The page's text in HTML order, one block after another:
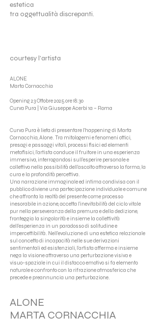
estetica
tra oggettualità discrepanti.
courtesy l'artista
ALONE
Marta Cornacchia
Opening 23 Ottobre 2025 ore 18:30
Curva Pura | Via Giuseppe Acerbi 1a – Roma
Curva Pura è lieta di presentare l’happening di Marta
Cornacchia, Alone. Tra mitologemi e fenomeni ottici,
presagi e passaggi vitali, processi fisici ed elementi
metafisici, l’artista conduce il fruitore in una esperienza
immersiva, interrogandosi sull’esperire personale e
collettivo nella possibilità dell’ascolto attraverso la forma, la
cura e la profondità percettiva.
Una narrazione immaginale ed intima condivisa con il
pubblico diviene una partecipazione individuale e comune
che affronta la realtà del presente come processo
inesorabile in azione, accetta l’inevitabilità del ciclo vitale
pur nella perseveranza della premura e della dedizione,
fronteggia la singolarità e insieme la collettività
dell’esperienza in un paradosso di solitudine e
impercettibilità. Nell’evoluzione di una estetica relazionale
sul concetto di incapacità nelle sue derivazioni
sentimentali ed esistenziali, l’artista afferma e insieme
nega la visione attraverso una perturbazione visiva e
visuo-spaziale in cui il distacco emotivo si fa elemento
naturale e confronto con la rifrazione atmosferica che
precede e preannuncia una perturbazione.
ALONE
MARTA CORNACCHIA